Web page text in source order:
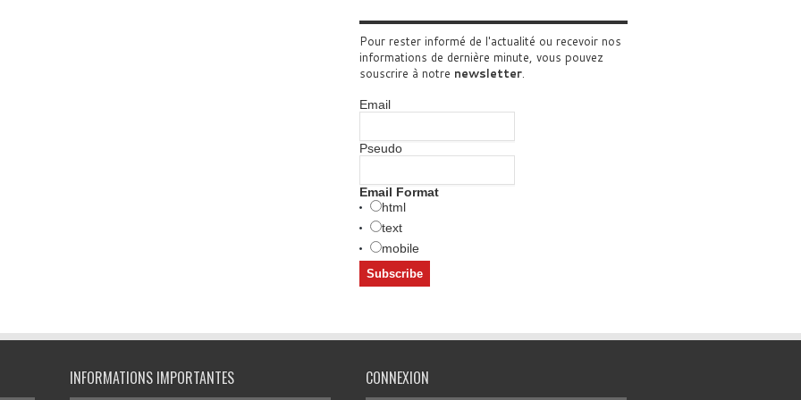
Pour rester informé de l'actualité ou recevoir nos
informations de dernière minute, vous pouvez
souscrire à notre newsletter.
Email
Pseudo
Email Format
html
text
mobile
INFORMATIONS IMPORTANTES CONNEXION